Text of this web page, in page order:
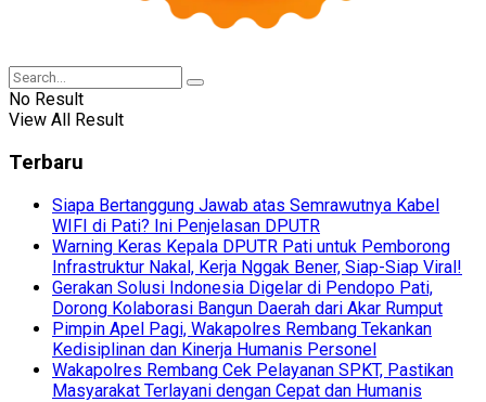
No Result
View All Result
Terbaru
Siapa Bertanggung Jawab atas Semrawutnya Kabel
WIFI di Pati? Ini Penjelasan DPUTR
Warning Keras Kepala DPUTR Pati untuk Pemborong
Infrastruktur Nakal, Kerja Nggak Bener, Siap-Siap Viral!
Gerakan Solusi Indonesia Digelar di Pendopo Pati,
Dorong Kolaborasi Bangun Daerah dari Akar Rumput
Pimpin Apel Pagi, Wakapolres Rembang Tekankan
Kedisiplinan dan Kinerja Humanis Personel
Wakapolres Rembang Cek Pelayanan SPKT, Pastikan
Masyarakat Terlayani dengan Cepat dan Humanis